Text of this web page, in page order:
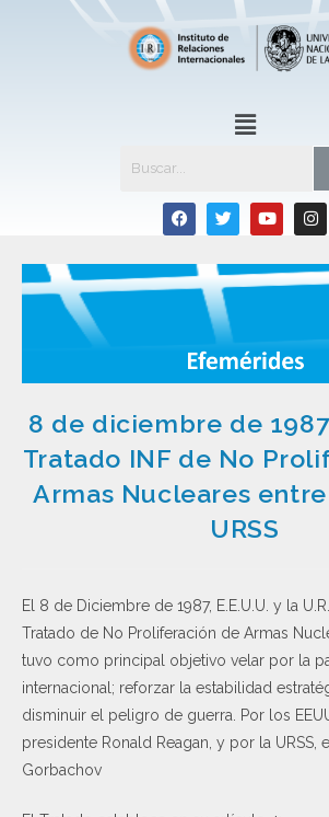
8 de diciembre de
Tratado INF de No
Armas Nucleares entre
URSS
El 8 de Diciembre de 1987, E.E.U.U. y la
Tratado de No Proliferación de Armas
tuvo como principal objetivo velar por la
internacional; reforzar la estabilidad
disminuir el peligro de guerra. Por los
presidente Ronald Reagan, y por la URSS,
Gorbachov